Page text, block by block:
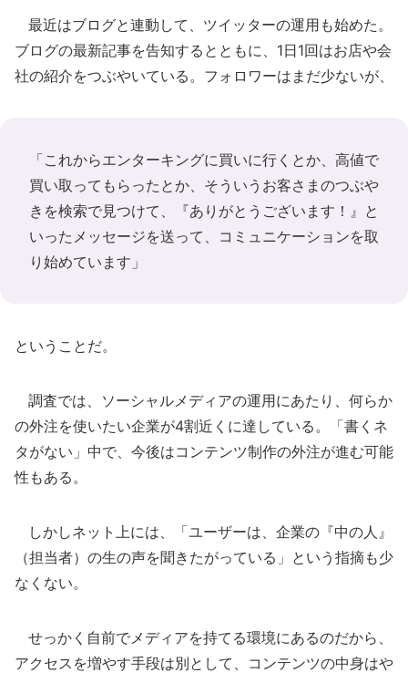
最近はブログと連動して、ツイッターの運用も始めた。
ブログの最新記事を告知するとともに、1日1回はお店や会
社の紹介をつぶやいている。フォロワーはまだ少ないが、
「これからエンターキングに買いに行くとか、高値で
買い取ってもらったとか、そういうお客さまのつぶや
きを検索で見つけて、『ありがとうございます！』と
いったメッセージを送って、コミュニケーションを取
り始めています」
ということだ。
調査では、ソーシャルメディアの運用にあたり、何らか
の外注を使いたい企業が4割近くに達している。「書くネ
タがない」中で、今後はコンテンツ制作の外注が進む可能
性もある。
しかしネット上には、「ユーザーは、企業の『中の人』
（担当者）の生の声を聞きたがっている」という指摘も少
なくない。
せっかく自前でメディアを持てる環境にあるのだから、
アクセスを増やす手段は別として、コンテンツの中身はや